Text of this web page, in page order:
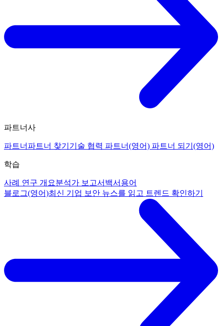
파트너사
파트너 파트너 찾기 기술 협력 파트너(영어) 파트너 되기(영어)
학습
사례 연구 개요분석가 보고서 백서 용어
블로그(영어)최신 기업 보안 뉴스를 읽고 트렌드 확인하기